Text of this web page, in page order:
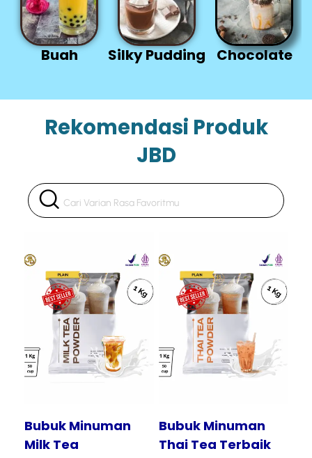
Silky Pudding Chocolate Tea
Rekomendasi Produk
JBD
Tampilkan
Bubuk Minuman
Milk Tea
Tampilkan
Bubuk Minuman
Thai Tea Terbaik